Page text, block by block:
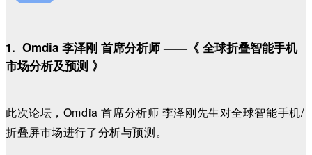
1. Omdia 李泽刚 首席分析师 ——《 全球折叠智能手机
市场分析及预测 》
此次论坛， Omdia 首席分析师 李泽刚先生对全球智能手机/
折叠屏市场进行了分析与预测。